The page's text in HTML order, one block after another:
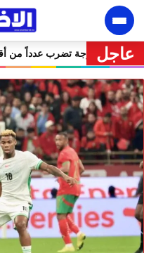
عاجل
موجة حر تصل إلى 47 درجة تضرب عدداً من أقاليم المغرب